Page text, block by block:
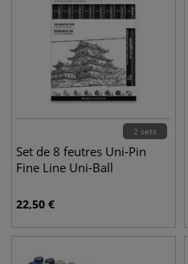
2 sets
Set de 8 feutres Uni-Pin
Fine Line Uni-Ball
22,50 €